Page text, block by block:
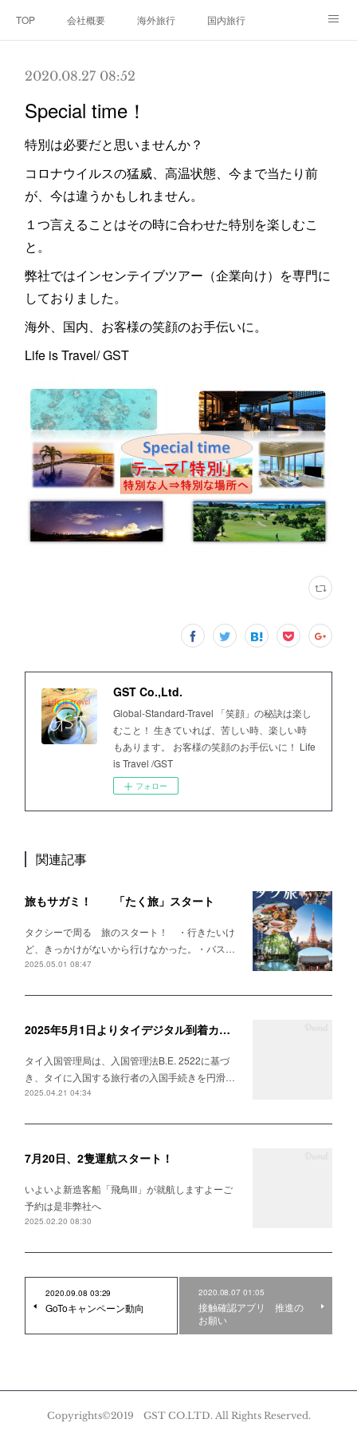
TOP 会社概要 海外旅行 国内旅行
2020.08.27 08:52
Special time！
特別は必要だと思いませんか？
コロナウイルスの猛威、高温状態、今まで当たり前
が、今は違うかもしれません。
１つ言えることはその時に合わせた特別を楽しむこ
と。
弊社ではインセンテイブツアー（企業向け）を専門に
しておりました。
海外、国内、お客様の笑顔のお手伝いに。
Life is Travel/ GST
GST Co.,Ltd.
Global-Standard-Travel 「笑顔」の秘訣は楽し
むこと！ 生きていれば、苦しい時、楽しい時
もあります。 お客様の笑顔のお手伝いに！ Life
is Travel /GST
フォロー
関連記事
旅もサガミ！ 「たく旅」スタート
タクシーで周る 旅のスタート！ ・行きたいけ
ど、きっかけがないから行けなかった。・バス…
2025.05.01 08:47
2025年5月1日よりタイデジタル到着カード（TDAC）開始のお知らせ
タイ入国管理局は、入国管理法B.E. 2522に基づ
き、タイに入国する旅行者の入国手続きを円滑…
2025.04.21 04:34
7月20日、2隻運航スタート！
いよいよ新造客船「飛鳥III」が就航しますよーご
予約は是非弊社へ
2025.02.20 08:30
2020.09.08 03:29
GoToキャンペーン動向
2020.08.07 01:05
接触確認アプリ 推進の
お願い
Copyrights©2019 GST CO.LTD. All Rights Reserved.